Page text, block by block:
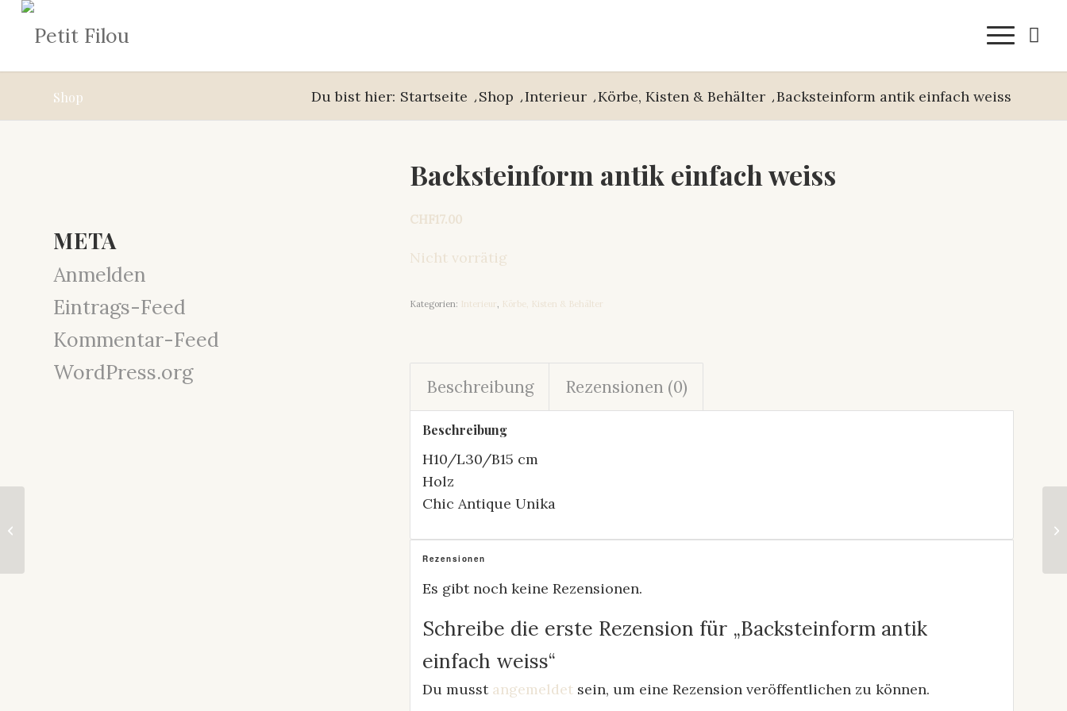
Shop Du bist hier: Startseite /Shop /Interieur /Körbe, Kisten & Behälter /Backsteinform antik einfach weiss
META
Anmelden
Eintrags-Feed
Kommentar-Feed
WordPress.org
Backsteinform antik einfach weiss
CHF17.00
Nicht vorrätig
Kategorien: Interieur Körbe, Kisten & Behälter
Beschreibung Rezensionen (0)
Beschreibung
H10/L30/B15 cm
Holz
Chic Antique Unika
Rezensionen
Es gibt noch keine Rezensionen.
Schreibe die erste Rezension für „Backsteinform antik
einfach weiss“
Du musst angemeldet sein, um eine Rezension veröffentlichen zu können.